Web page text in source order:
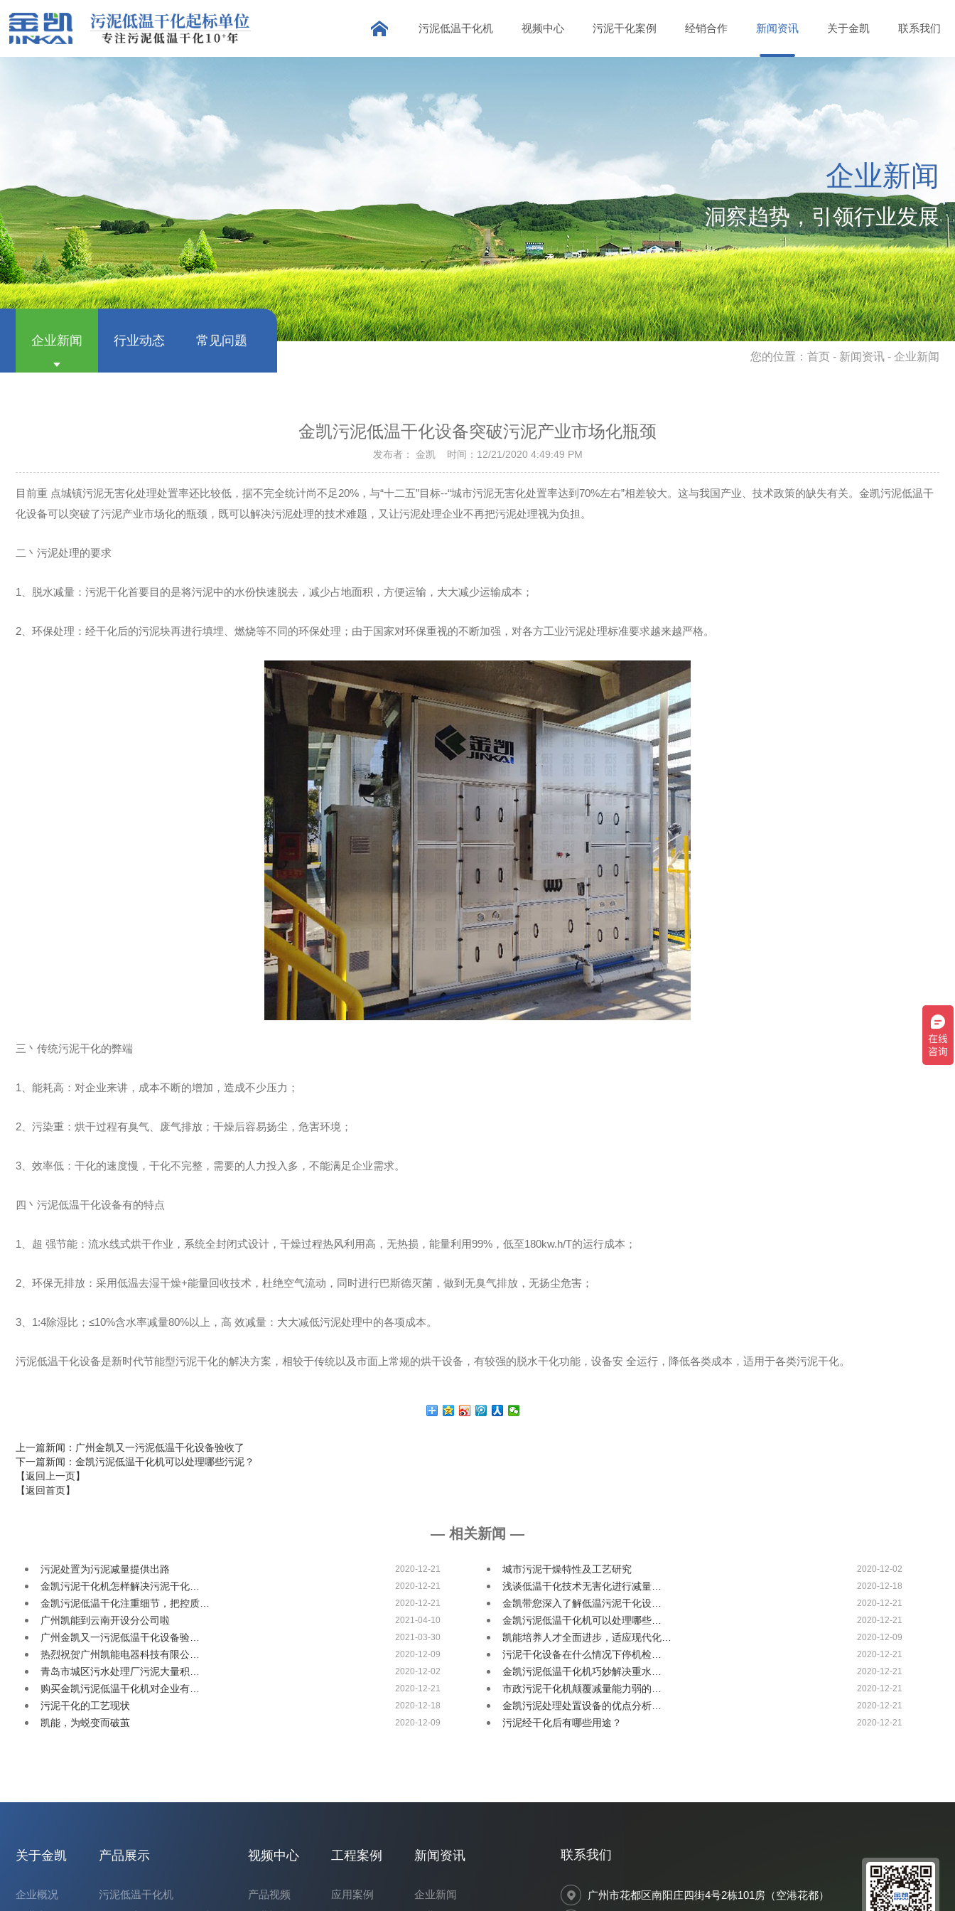
污泥低温干化机 视频中心 污泥干化案例 经销合作 新闻资讯 关于金凯 联系我们
企业新闻
洞察趋势，引领行业发展
企业新闻 行业动态 常见问题
您的位置： 首页 - 新闻资讯 - 企业新闻
金凯污泥低温干化设备突破污泥产业市场化瓶颈
发布者： 金凯 时间：12/21/2020 4:49:49 PM
目前重 点城镇污泥无害化处理处置率还比较低，据不完全统计尚不足20%，与“十二五”目标--“城市污泥无害化处置率达到70%左右”相差较大。这与我国产业、技术政策的缺失有关。金凯污泥低温干
化设备可以突破了污泥产业市场化的瓶颈，既可以解决污泥处理的技术难题，又让污泥处理企业不再把污泥处理视为负担。
二丶污泥处理的要求
1、脱水减量：污泥干化首要目的是将污泥中的水份快速脱去，减少占地面积，方便运输，大大减少运输成本；
2、环保处理：经干化后的污泥块再进行填埋、燃烧等不同的环保处理；由于国家对环保重视的不断加强，对各方工业污泥处理标准要求越来越严格。
三丶传统污泥干化的弊端
1、能耗高：对企业来讲，成本不断的增加，造成不少压力；
2、污染重：烘干过程有臭气、废气排放；干燥后容易扬尘，危害环境；
3、效率低：干化的速度慢，干化不完整，需要的人力投入多，不能满足企业需求。
四丶污泥低温干化设备有的特点
1、超 强节能：流水线式烘干作业，系统全封闭式设计，干燥过程热风利用高，无热损，能量利用99%，低至180kw.h/T的运行成本；
2、环保无排放：采用低温去湿干燥+能量回收技术，杜绝空气流动，同时进行巴斯德灭菌，做到无臭气排放，无扬尘危害；
3、1:4除湿比；≤10%含水率减量80%以上，高 效减量：大大减低污泥处理中的各项成本。
污泥低温干化设备是新时代节能型污泥干化的解决方案，相较于传统以及市面上常规的烘干设备，有较强的脱水干化功能，设备安 全运行，降低各类成本，适用于各类污泥干化。
上一篇新闻 ：广州金凯又一污泥低温干化设备验收了
下一篇新闻 ：金凯污泥低温干化机可以处理哪些污泥？
【返回上一页】
【返回首页】
— 相关新闻 —
污泥处置为污泥减量提供出路 2020-12-21 城市污泥干燥特性及工艺研究 2020-12-02
金凯污泥干化机怎样解决污泥干化… 2020-12-21 浅谈低温干化技术无害化进行减量… 2020-12-18
金凯污泥低温干化注重细节，把控质… 2020-12-21 金凯带您深入了解低温污泥干化设… 2020-12-21
广州凯能到云南开设分公司啦 2021-04-10 金凯污泥低温干化机可以处理哪些… 2020-12-21
广州金凯又一污泥低温干化设备验… 2021-03-30 凯能培养人才全面进步，适应现代化… 2020-12-09
热烈祝贺广州凯能电器科技有限公… 2020-12-09 污泥干化设备在什么情况下停机检… 2020-12-21
青岛市城区污水处理厂污泥大量积… 2020-12-02 金凯污泥低温干化机巧妙解决重水… 2020-12-21
购买金凯污泥低温干化机对企业有… 2020-12-21 市政污泥干化机颠覆减量能力弱的… 2020-12-21
污泥干化的工艺现状 2020-12-18 金凯污泥处理处置设备的优点分析… 2020-12-21
凯能，为蜕变而破茧 2020-12-09 污泥经干化后有哪些用途？ 2020-12-21
联系我们
广州市花都区南阳庄四街4号2栋101房（空港花都）
关于金凯
企业概况
产品展示
污泥低温干化机
视频中心
产品视频
工程案例
应用案例
新闻资讯
企业新闻